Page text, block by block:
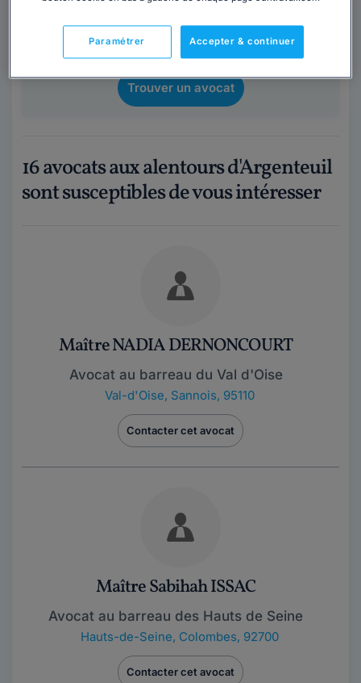
Obtenez 3 devis d'avocats près de chez vous
sous 48 heures.
Trouver un avocat
16 avocats aux alentours d'Argenteuil
sont susceptibles de vous intéresser
Maître NADIA DERNONCOURT
Avocat au barreau du Val d'Oise
Val-d'Oise, Sannois, 95110
Contacter cet avocat
Maître Sabihah ISSAC
Avocat au barreau des Hauts de Seine
Hauts-de-Seine, Colombes, 92700
Contacter cet avocat
Accepter & continuer
Paramétrer